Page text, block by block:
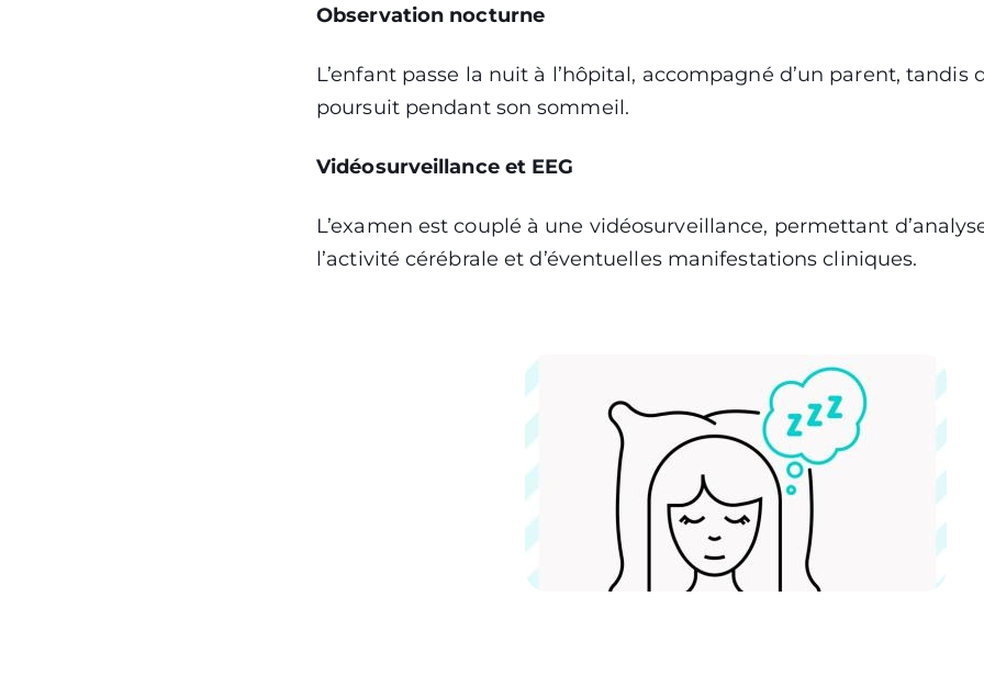
Observation nocturne
L’enfant passe la nuit à l’hôpital, accompagné d’un parent, tandis
poursuit pendant son sommeil.
Vidéosurveillance et EEG
L’examen est couplé à une vidéosurveillance, permettant
l’activité cérébrale et d’éventuelles manifestations cliniques.